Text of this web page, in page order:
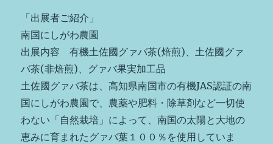
c
e
b
o
o
k
it
te
r
te
re
st
e
n
g
er
n
a
「出展者ご紹介」
南国にしがわ農園
出展内容 有機土佐國グァバ茶(焙煎)、土佐國グァ
バ茶(非焙煎)、グァバ果実加工品
土佐國グァバ茶は、高知県南国市の有機JAS認証の南
国にしがわ農園で、農薬や肥料・除草剤など一切使
わない「自然栽培」によって、南国の太陽と大地の
恵みに育まれたグァバ葉１００％を使用していま